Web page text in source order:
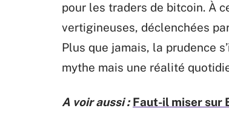
pour les traders de bitcoin. À
vertigineuses, déclenchées
Plus que jamais, la prudence
mythe mais une réalité
A voir aussi : Faut-il miser sur